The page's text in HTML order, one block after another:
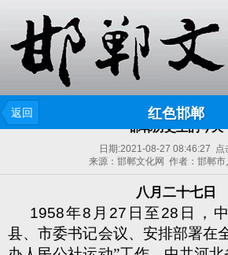
返回 红色邯郸
邯郸历史上的今天
日期:2021-08-27 08:46:27 点
来源：邯郸文化网 作者：邯郸市
八月二十七日
1958年8 月 27 日至28 日，
县、市委书记会议、安排部署在